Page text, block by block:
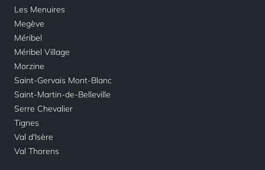
Les Menuires
Megève
Méribel
Méribel Village
Morzine
Saint-Gervais Mont-Blanc
Saint-Martin-de-Belleville
Serre Chevalier
Tignes
Val d'Isère
Val Thorens